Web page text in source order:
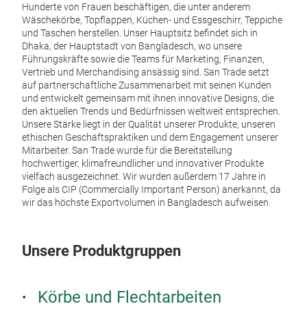
Hunderte von Frauen beschäftigen, die unter anderem
Wäschekörbe, Topflappen, Küchen- und Essgeschirr, Teppiche
und Taschen herstellen. Unser Hauptsitz befindet sich in
Dhaka, der Hauptstadt von Bangladesch, wo unsere
Führungskräfte sowie die Teams für Marketing, Finanzen,
Vertrieb und Merchandising ansässig sind. San Trade setzt
auf partnerschaftliche Zusammenarbeit mit seinen Kunden
und entwickelt gemeinsam mit ihnen innovative Designs, die
den aktuellen Trends und Bedürfnissen weltweit entsprechen.
Unsere Stärke liegt in der Qualität unserer Produkte, unseren
ethischen Geschäftspraktiken und dem Engagement unserer
Mitarbeiter. San Trade wurde für die Bereitstellung
hochwertiger, klimafreundlicher und innovativer Produkte
vielfach ausgezeichnet. Wir wurden außerdem 17 Jahre in
Folge als CIP (Commercially Important Person) anerkannt, da
wir das höchste Exportvolumen in Bangladesch aufweisen.
Unsere Produktgruppen
Körbe und Flechtarbeiten